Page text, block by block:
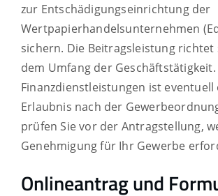
zur Entschädigungseinrichtung der
Wertpapierhandelsunternehmen
sichern. Die Beitragsleistung richtet
dem Umfang der
Finanzdienstleistungen ist eventuell
Erlaubnis nach der
prüfen Sie vor der Antragstellung,
Genehmigung für Ihr Gewerbe
Onlineantrag und